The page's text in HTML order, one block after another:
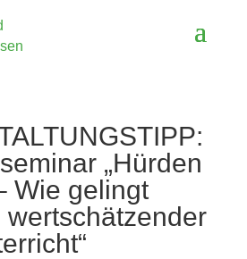
„Hürden
Wie gelingt
wertschätzender